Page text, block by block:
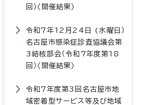
回）〈開催結果〉
令和7年12月24日 (水曜日）
名古屋市感染症診査協議会第
3結核部会（令和7年度第18
回）〈開催結果〉
令和7年度第3回名古屋市地
域密着型サービス等及び地域